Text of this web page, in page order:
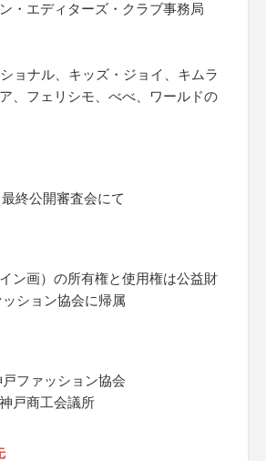
・エディターズ・クラブ事務局
ョナル、キッズ・ジョイ、キムラ
、フェリシモ、べべ、ワールドの
終公開審査会にて
ン画）の所有権と使用権は公益財
ション協会に帰属
ファッション協会
戸商工会議所